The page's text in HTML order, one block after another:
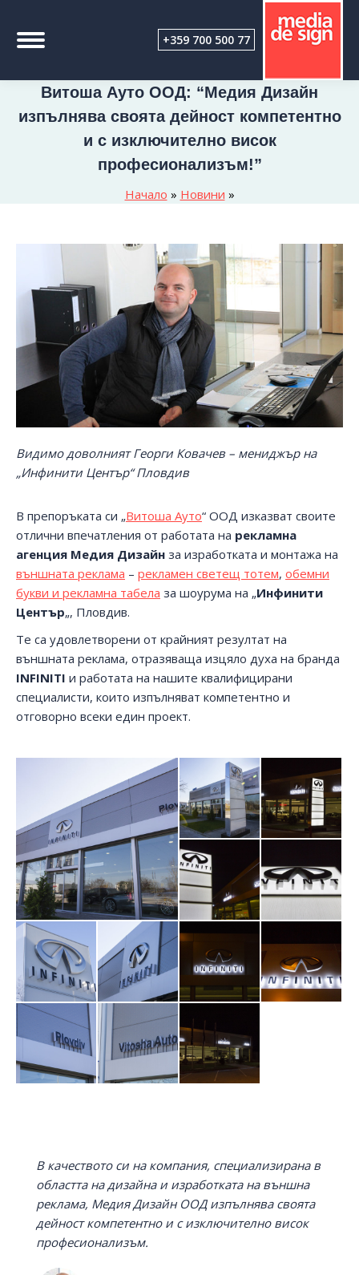
+359 700 500 77
Начало » Новини »
Витоша Ауто ООД: “Медия Дизайн
изпълнява своята дейност компетентно
и с изключително висок
професионализъм!”
Видимо доволният Георги Ковачев – мениджър на
„Инфинити Център“ Пловдив
В препоръката си „Витоша Ауто“ ООД изказват своите
отлични впечатления от работата на рекламна
агенция Медия Дизайн за изработката и монтажа на
външната реклама – рекламен светещ тотем, обемни
букви и рекламна табела за шоурума на „Инфинити
Център„, Пловдив.
Те са удовлетворени от крайният резултат на
външната реклама, отразяваща изцяло духа на бранда
INFINITI и работата на нашите квалифицирани
специалисти, които изпълняват компетентно и
отговорно всеки един проект.
В качеството си на компания, специализирана в
областта на дизайна и изработката на външна
реклама, Медия Дизайн ООД изпълнява своята
дейност компетентно и с изключително висок
професионализъм.